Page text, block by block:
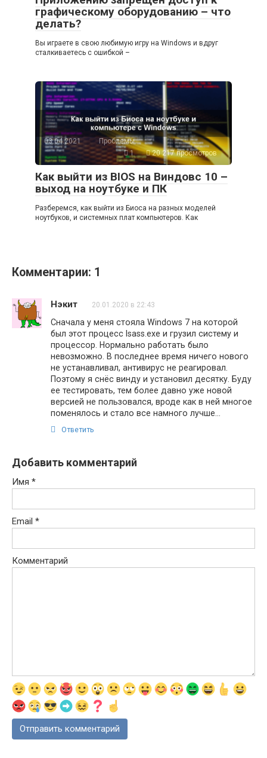
графическому оборудованию – что
делать?
Вы играете в свою любимую игру на Windows и вдруг
сталкиваетесь с ошибкой –
03.04.2021
Проблемы
1
20 217 просмотров
Как выйти из BIOS на Виндовс 10 –
выход на ноутбуке и ПК
Разберемся, как выйти из Биоса на разных моделей
ноутбуков, и системных плат компьютеров. Как
Комментарии: 1
Нэкит 20.01.2020 в 22:43
Сначала у меня стояла Windows 7 на которой
был этот процесс lsass.exe и грузил систему и
процессор. Нормально работать было
невозможно. В последнее время ничего нового
не устанавливал, антивирус не реагировал.
Поэтому я снёс винду и установил десятку. Буду
ее тестировать, тем более давно уже новой
версией не пользовался, вроде как в ней многое
поменялось и стало все намного лучше…
Ответить
Добавить комментарий
Имя *
Email *
Комментарий